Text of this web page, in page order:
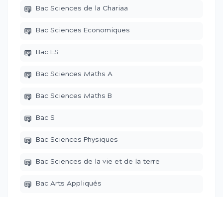
Bac Sciences de la Chariaa
Bac Sciences Economiques
Bac ES
Bac Sciences Maths A
Bac Sciences Maths B
Bac S
Bac Sciences Physiques
Bac Sciences de la vie et de la terre
Bac Arts Appliqués